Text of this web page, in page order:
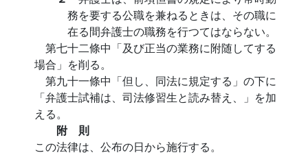
務を要する公職を兼ねるときは、その職に
在る間弁護士の職務を行つてはならない。
第七十二條中「及び正当の業務に附随してする
場合」を削る。
第九十一條中「但し、同法に規定する」の下に
「弁護士試補は、司法修習生と読み替え、」を加
える。
附 則
この法律は、公布の日から施行する。